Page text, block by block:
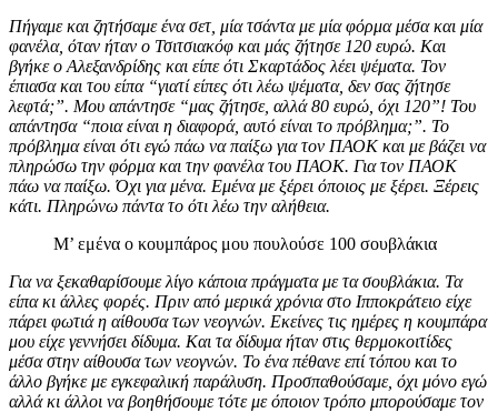
Πήγαμε και ζητήσαμε ένα σετ, μία τσάντα με μία φόρμα μέσα και μία
φανέλα, όταν ήταν ο Τσιτσιακόφ και μάς ζήτησε 120 ευρώ. Και
βγήκε ο Αλεξανδρίδης και είπε ότι Σκαρτάδος λέει ψέματα. Τον
έπιασα και του είπα “γιατί είπες ότι λέω ψέματα, δεν σας ζήτησε
λεφτά;”. Μου απάντησε “μας ζήτησε, αλλά 80 ευρώ, όχι 120”! Του
απάντησα “ποια είναι η διαφορά, αυτό είναι το πρόβλημα;”. To
πρόβλημα είναι ότι εγώ πάω να παίξω για τον ΠΑΟΚ και με βάζει να
πληρώσω την φόρμα και την φανέλα του ΠΑΟΚ. Για τον ΠΑΟΚ
πάω να παίξω. Όχι για μένα. Εμένα με ξέρει όποιος με ξέρει. Ξέρεις
κάτι. Πληρώνω πάντα το ότι λέω την αλήθεια.
Μ’ εμένα ο κουμπάρος μου πουλούσε 100 σουβλάκια
Για να ξεκαθαρίσουμε λίγο κάποια πράγματα με τα σουβλάκια. Τα
είπα κι άλλες φορές. Πριν από μερικά χρόνια στο Ιπποκράτειο είχε
πάρει φωτιά η αίθουσα των νεογνών. Εκείνες τις ημέρες η κουμπάρα
μου είχε γεννήσει δίδυμα. Και τα δίδυμα ήταν στις θερμοκοιτίδες
μέσα στην αίθουσα των νεογνών. Το ένα πέθανε επί τόπου και το
άλλο βγήκε με εγκεφαλική παράλυση. Προσπαθούσαμε, όχι μόνο εγώ
αλλά κι άλλοι να βοηθήσουμε τότε με όποιον τρόπο μπορούσαμε τον